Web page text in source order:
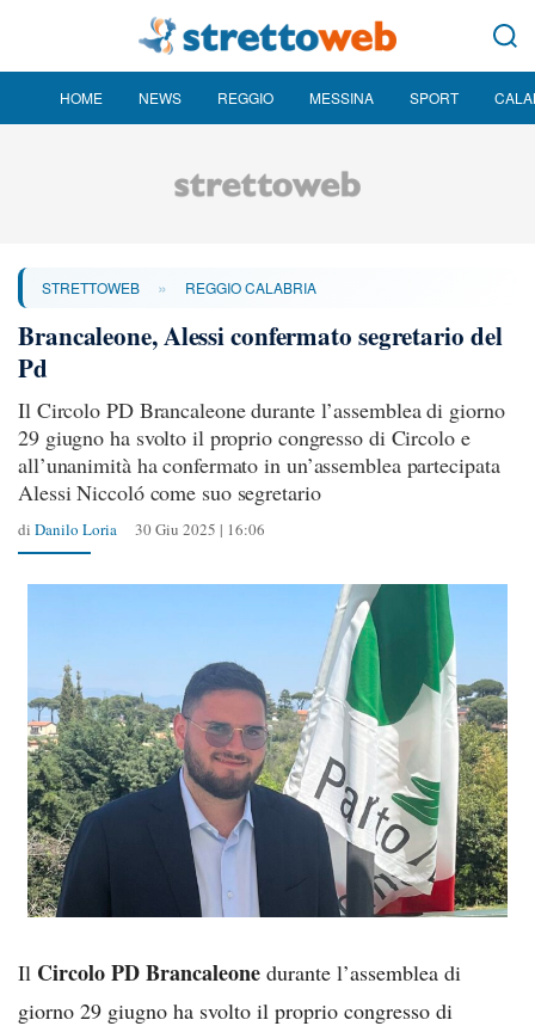
HOME NEWS REGGIO MESSINA SPORT
STRETTOWEB » REGGIO CALABRIA
Brancaleone, Alessi confermato segretario del
Pd
Il Circolo PD Brancaleone durante l’assemblea di giorno
29 giugno ha svolto il proprio congresso di Circolo e
all’unanimità ha confermato in un’assemblea partecipata
Alessi Niccoló come suo segretario
di Danilo Loria 30 Giu 2025 | 16:06
Il Circolo PD Brancaleone durante l’assemblea di
giorno 29 giugno ha svolto il proprio congresso di